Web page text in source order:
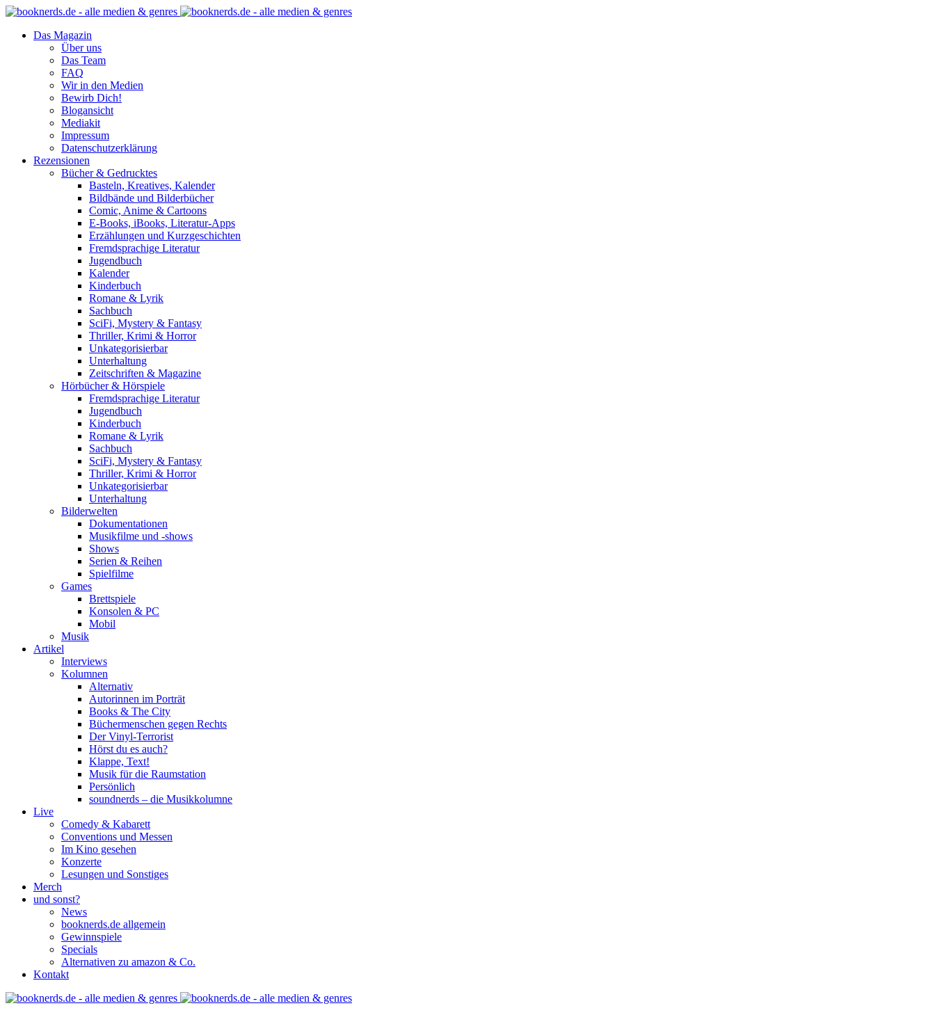
Das Magazin
Über uns
Das Team
FAQ
Wir in den Medien
Bewirb Dich!
Blogansicht
Mediakit
Impressum
Datenschutzerklärung
Rezensionen
Bücher & Gedrucktes
Basteln, Kreatives, Kalender
Bildbände und Bilderbücher
Comic, Anime & Cartoons
E-Books, iBooks, Literatur-Apps
Erzählungen und Kurzgeschichten
Fremdsprachige Literatur
Jugendbuch
Kalender
Kinderbuch
Romane & Lyrik
Sachbuch
SciFi, Mystery & Fantasy
Thriller, Krimi & Horror
Unkategorisierbar
Unterhaltung
Zeitschriften & Magazine
Hörbücher & Hörspiele
Fremdsprachige Literatur
Jugendbuch
Kinderbuch
Romane & Lyrik
Sachbuch
SciFi, Mystery & Fantasy
Thriller, Krimi & Horror
Unkategorisierbar
Unterhaltung
Bilderwelten
Dokumentationen
Musikfilme und -shows
Shows
Serien & Reihen
Spielfilme
Games
Brettspiele
Konsolen & PC
Mobil
Musik
Artikel
Interviews
Kolumnen
Alternativ
Autorinnen im Porträt
Books & The City
Büchermenschen gegen Rechts
Der Vinyl-Terrorist
Hörst du es auch?
Klappe, Text!
Musik für die Raumstation
Persönlich
soundnerds – die Musikkolumne
Live
Comedy & Kabarett
Conventions und Messen
Im Kino gesehen
Konzerte
Lesungen und Sonstiges
Merch
und sonst?
News
booknerds.de allgemein
Gewinnspiele
Specials
Alternativen zu amazon & Co.
Kontakt